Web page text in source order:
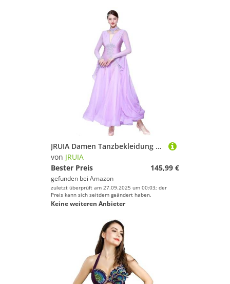
JRUIA Damen Tanzbekleidung Nach Nationalem Standard Ballsaal Tanz Wettbewerbskleider Mit Strass Walzer Gesellschaftstanzrock Tango Wettbewerbs Kostüm Mit Haken Und Langen Ärmeln,Lila,XXL
von JRUIA
Bester Preis
145,99 €
gefunden bei Amazon
zuletzt überprüft am 27.09.2025 um 00:03; der
Preis kann sich seitdem geändert haben.
Keine weiteren Anbieter